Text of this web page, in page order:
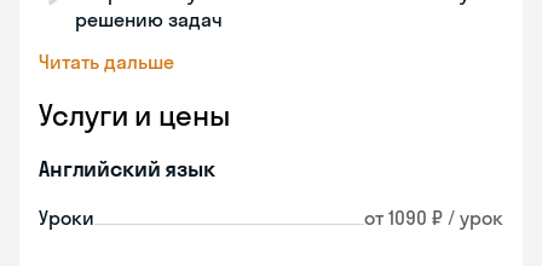
решению задач
Читать дальше
Услуги и цены
Английский язык
Уроки от 1090 ₽ / урок